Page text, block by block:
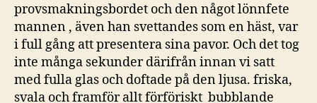
provsmakningsbordet och den något lönnfete
mannen , även han svettandes som en häst, var
i full gång att presentera sina pavor. Och det tog
inte många sekunder därifrån innan vi satt
med fulla glas och doftade på den ljusa. friska,
svala och framför allt förföriskt bubblande